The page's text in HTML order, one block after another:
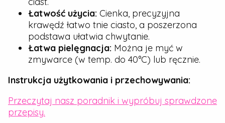
Łatwość użycia: Cienka, precyzyjna
krawędź łatwo tnie ciasto, a poszerzona
podstawa ułatwia chwytanie.
Łatwa pielęgnacja: Można je myć w
zmywarce (w temp. do 40°C) lub ręcznie.
Instrukcja użytkowania i przechowywania:
Przeczytaj nasz poradnik i wypróbuj sprawdzone
przepisy.